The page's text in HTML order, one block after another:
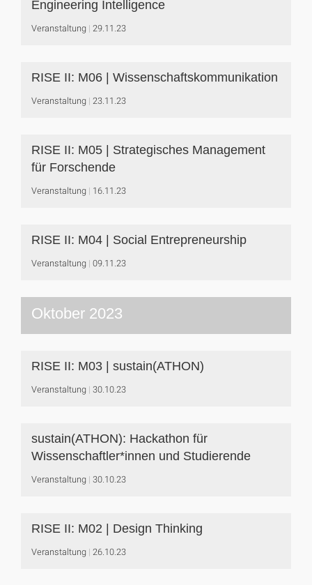
Engineering Intelligence
Veranstaltung 29.11.23
RISE II: M06 | Wissenschaftskommunikation
Veranstaltung 23.11.23
RISE II: M05 | Strategisches Management
für Forschende
Veranstaltung 16.11.23
RISE II: M04 | Social Entrepreneurship
Veranstaltung 09.11.23
Oktober 2023
RISE II: M03 | sustain(ATHON)
Veranstaltung 30.10.23
sustain(ATHON): Hackathon für
Wissenschaftler*innen und Studierende
Veranstaltung 30.10.23
RISE II: M02 | Design Thinking
Veranstaltung 26.10.23